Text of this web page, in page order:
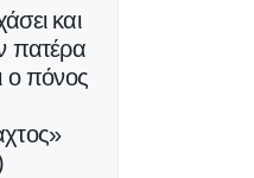
και
πατέρα
ο πόνος